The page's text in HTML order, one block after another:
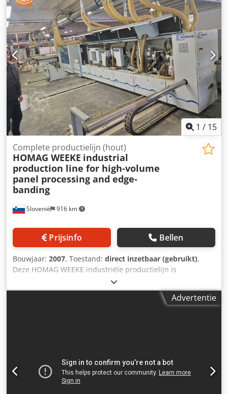
bieden een hydraulische montagetafel (vlindertafel) aan,
bestaande uit twee vleugels met een lengte van 12,0 m
(beschikbare modellen van 6 m tot 12 m). -
Tafelaandrijving - hydraulische cilinder, hydraulische
pomp - Eerste vleugel met een totale breedte van 360 cm -
Tweede vleugel met een breedte van 230 cm - Toelaatbare
belasting op de tafel: 95 kg/1m2 (voor een tafel van 12 m -
totaal 3500 kg) - Robuuste gepoedercoate stalen
constructie - Gaten voor montage SD-01 klemcilinders
1 / 15
Slovenië 916 km
Complete productielijn (hout)
HOMAG WEEKE industrial
production line for high-volume
panel processing and edge-
banding
Prijsinfo Bellen
Bouwjaar: 2007, Toestand: direct inzetbaar (gebruikt),
Deze HOMAG WEEKE industriële productielijn is
geproduceerd in 2007. De lijn beschikt over een complete
configuratie voor grootschalige paneelbewerking en
schaffen. Neem contact met ons op voor meer informatie
over deze machine. Dedpsx D Dq Ssfx Ah Njwa
Toepassingstypes Volledige productie
Advertentie